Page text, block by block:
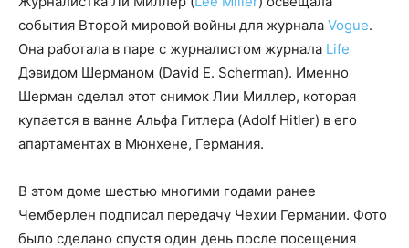
события Второй мировой войны для журнала Vogue.
Она работала в паре с журналистом журнала Life
Дэвидом Шерманом (David E. Scherman). Именно
Шерман сделал этот снимок Лии Миллер, которая
купается в ванне Альфа Гитлера (Adolf Hitler) в его
апартаментах в Мюнхене, Германия.
В этом доме шестью многими годами ранее
Чемберлен подписал передачу Чехии Германии. Фото
было сделано спустя один день после посещения